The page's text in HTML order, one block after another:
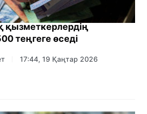
қызметкерлердің
теңгеге өседі
17:44, 19 Қаңтар 2026